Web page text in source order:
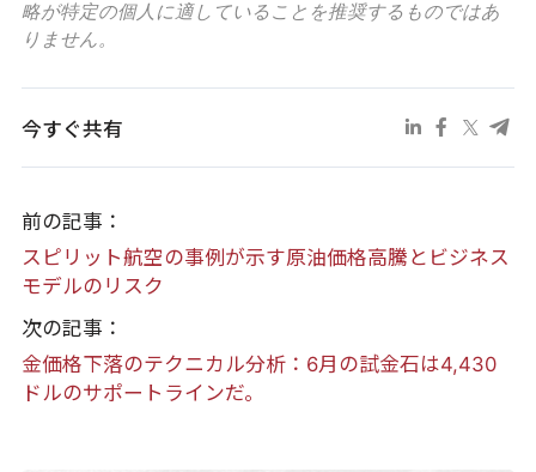
略が特定の個人に適していることを推奨するものではあ
りません。
今すぐ共有
前の記事：
スピリット航空の事例が示す原油価格高騰とビジネス
モデルのリスク
次の記事：
金価格下落のテクニカル分析：6月の試金石は4,430
ドルのサポートラインだ。